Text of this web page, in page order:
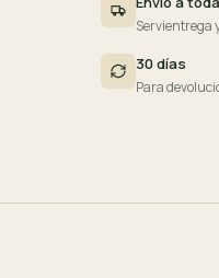
Servientrega
30 días
Para